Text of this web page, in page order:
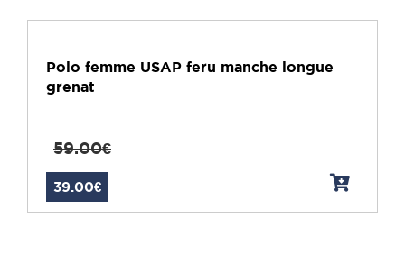
Polo femme USAP feru manche longue
grenat
39.00€
59.00€